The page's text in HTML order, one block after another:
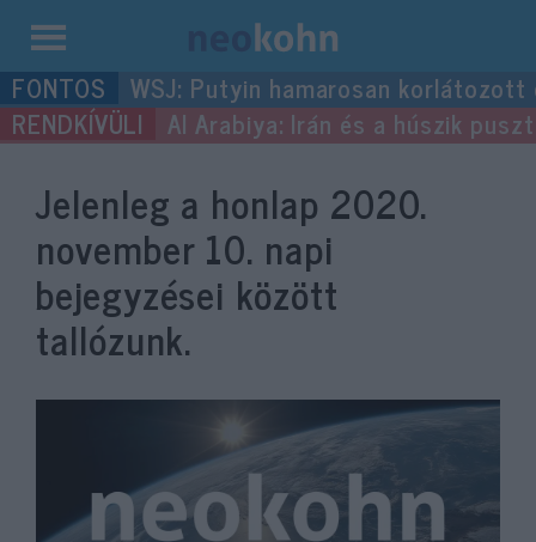
Kilépés
a
tartalomba
WSJ: Putyin hamarosan
Al Arabiya: Irán és a húszik
Jelenleg a honlap 2020.
november 10. napi
bejegyzései között
tallózunk.